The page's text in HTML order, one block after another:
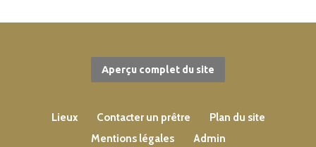
Aperçu complet du site
Lieux Contacter un prêtre
Plan du site
Mentions légales
Admin